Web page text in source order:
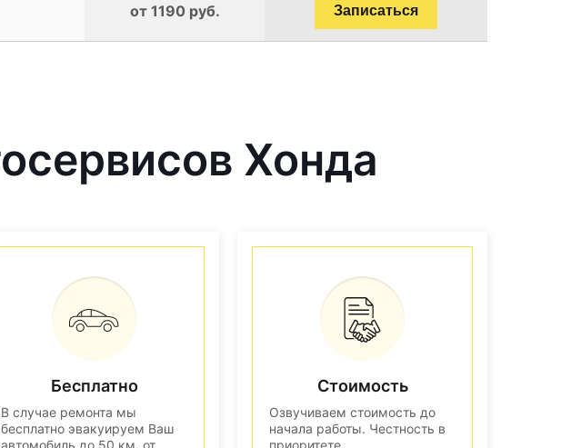
от 1190 руб. Записаться
Хонда
Бесплатно
В случае ремонта мы
бесплатно эвакуируем Ваш
автомобиль до 50 км. от
Стоимость
Озвучиваем стоимость до
начала работы. Честность в
приоритете.